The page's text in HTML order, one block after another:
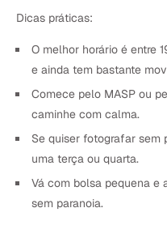
Dicas práticas:
O melhor horário é entre
e ainda tem bastante
Comece pelo MASP ou
caminhe com calma.
Se quiser fotografar sem
uma terça ou quarta.
Vá com bolsa pequena e
sem paranoia.